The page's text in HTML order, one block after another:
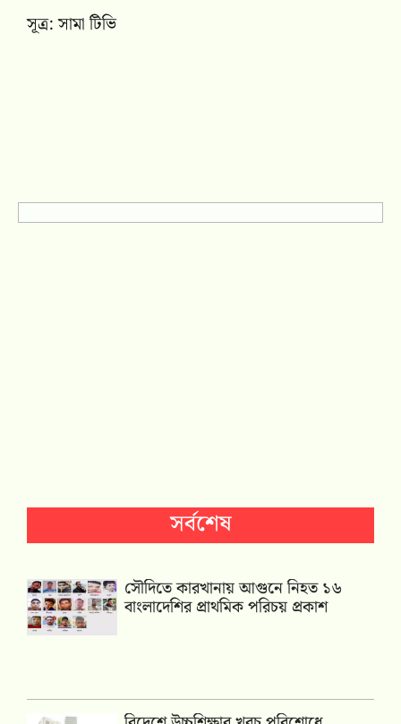
সূত্র: সামা টিভি
সর্বশেষ
সৌদিতে কারখানায় আগুনে নিহত ১৬
বাংলাদেশির প্রাথমিক পরিচয় প্রকাশ